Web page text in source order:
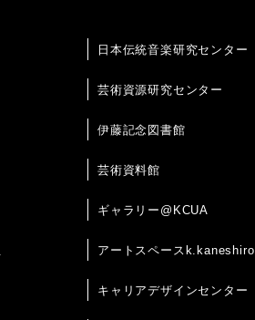
日本伝統音楽研究センター
芸術資源研究センター
伊藤記念図書館
芸術資料館
ギャラリー@KCUA
アートスペースk.kaneshiro
キャリアデザインセンター